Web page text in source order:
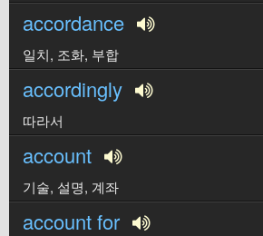
accordance
일치, 조화, 부합
accordingly
따라서
account
기술, 설명, 계좌
account for